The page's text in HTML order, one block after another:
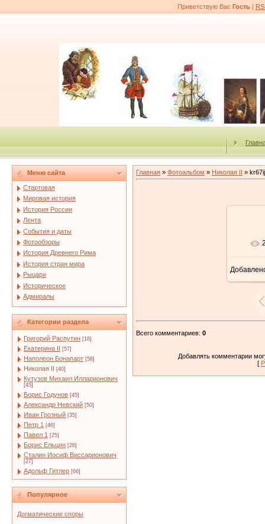
Приветствую Вас Гость |
Меню сайта
Стартовая
Мировая история
История России
Лента
События и даты
Фотообзоры
История Древнего Рима
История стран мира
Рыцари
Историческое
Адмиралы
Категории раздела
Григорий Распутин [16]
Екатерина II [57]
Наполеон Бонапарт [58]
Николая II [40]
Кутузов Михаил Илларионович
[45]
Борис Годунов [45]
Александр Невский [50]
Иван Грозный [35]
Петр 1 [46]
Павел 1 [25]
Борис Ельцин [26]
Сталин Иосиф Виссарионович
[27]
Адольф Гитлер [66]
Популярное
Догматические споры
Главная » Фотоальбом » Николая II »
Всего комментариев: 0
Добавлять комментарии
[